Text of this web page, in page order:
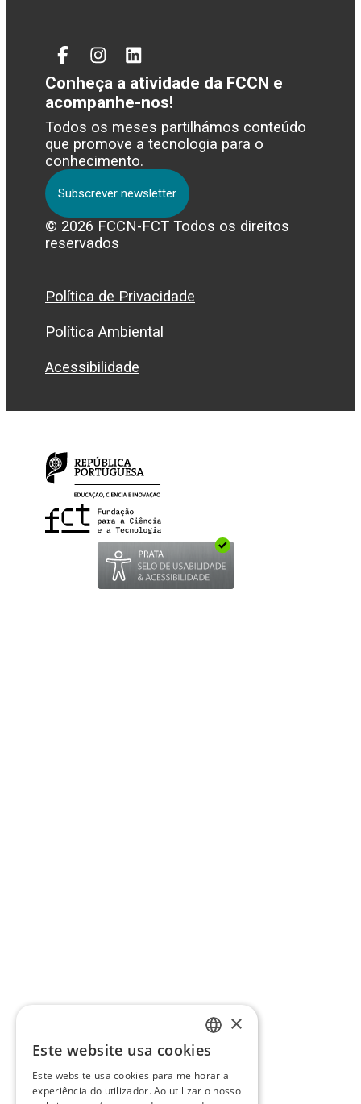
FacebookInstagram
Linked
In
Conheça a atividade da FCCN e
acompanhe-nos!
Todos os meses partilhámos conteúdo
que promove a tecnologia para o
conhecimento.
Subscrever newsletter
© 2026 FCCN-FCT Todos os direitos
reservados
Política de Privacidade
Política Ambiental
Acessibilidade
PORTUGUESE
ENGLISH
×
Este website usa cookies
Este website usa cookies para melhorar a
experiência do utilizador. Ao utilizar o nosso